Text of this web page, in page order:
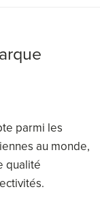
parmi les
au monde,
qualité